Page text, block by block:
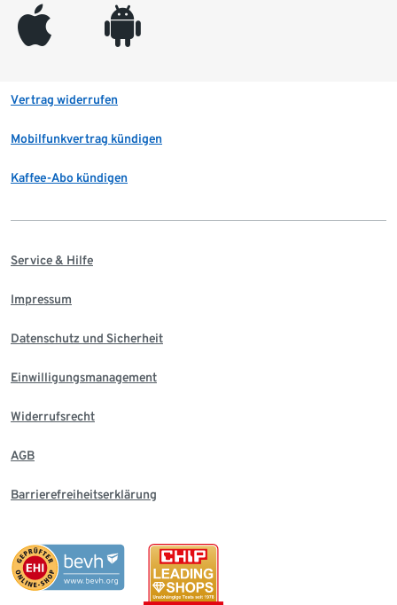
appleinc android
Vertrag widerrufen
Mobilfunkvertrag kündigen
Kaffee-Abo kündigen
Service & Hilfe
Impressum
Datenschutz und Sicherheit
Einwilligungsmanagement
Widerrufsrecht
AGB
Barrierefreiheitserklärung